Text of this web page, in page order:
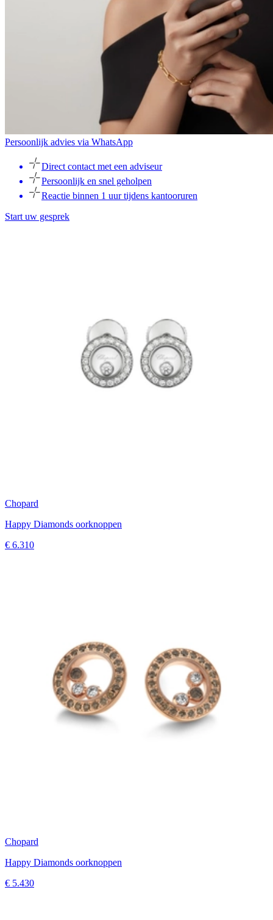
Persoonlijk advies via WhatsApp
Direct contact met een adviseur
Persoonlijk en snel geholpen
Reactie binnen 1 uur tijdens kantooruren
Start uw gesprek
Chopard
Happy Diamonds oorknoppen
€ 6.310
Chopard
Happy Diamonds oorknoppen
€ 5.430